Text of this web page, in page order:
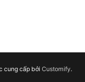
cung cấp bởi Customify.